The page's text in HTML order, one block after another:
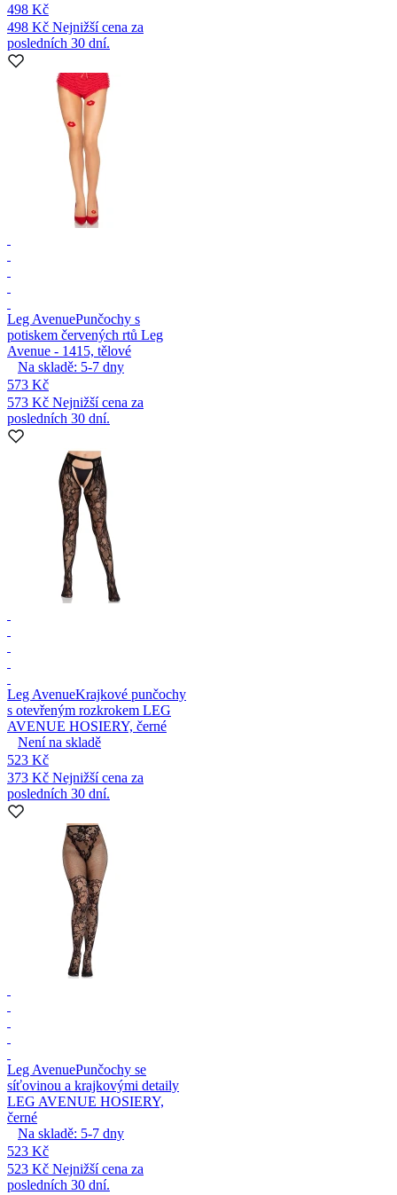
498 Kč
498 Kč Nejnižší cena za
posledních 30 dní.
Leg AvenuePunčochy s
potiskem červených rtů Leg
Avenue - 1415, tělové
Na skladě: 5-7 dny
573 Kč
573 Kč Nejnižší cena za
posledních 30 dní.
Leg AvenueKrajkové punčochy
s otevřeným rozkrokem LEG
AVENUE HOSIERY, černé
Není na skladě
523 Kč
373 Kč Nejnižší cena za
posledních 30 dní.
Leg AvenuePunčochy se
síťovinou a krajkovými detaily
LEG AVENUE HOSIERY,
černé
Na skladě: 5-7 dny
523 Kč
523 Kč Nejnižší cena za
posledních 30 dní.